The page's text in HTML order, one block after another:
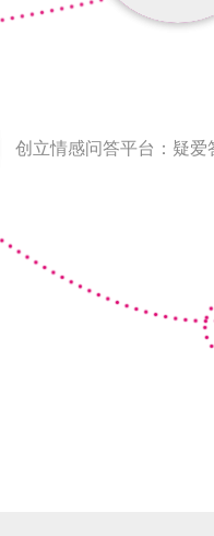
创立情感问答平台：疑爱